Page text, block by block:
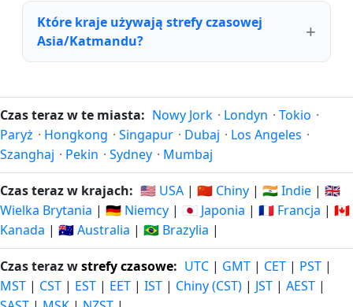
Które kraje używają strefy czasowej
Asia/Katmandu?
Czas teraz w te miasta: Nowy Jork · Londyn · Tokio ·
Paryż · Hongkong · Singapur · Dubaj · Los Angeles ·
Szanghaj · Pekin · Sydney · Mumbaj
Czas teraz w krajach: 🇺🇸 USA | 🇨🇳 Chiny | 🇮🇳 Indie | 🇬🇧
Wielka Brytania | 🇩🇪 Niemcy | 🇯🇵 Japonia | 🇫🇷 Francja | 🇨🇦
Kanada | 🇦🇺 Australia | 🇧🇷 Brazylia |
Czas teraz wstrefy czasowe: UTC | GMT | CET | PST |
MST | CST | EST | EET | IST | Chiny (CST) | JST | AEST |